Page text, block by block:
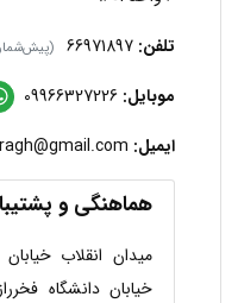
تلفن: 66971897 (پیش‌شماره
موبایل: 09966327226
ایمیل:
هماهنگی و
میدان انقلاب
خیابان دانشگاه